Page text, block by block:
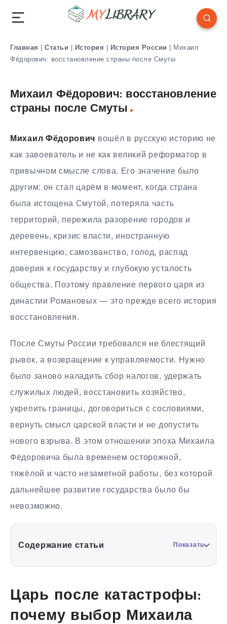
Главная | Статьи | История | История России | Михаил
Фёдорович: восстановление страны после Смуты
Михаил Фёдорович: восстановление
страны после Смуты
Михаил Фёдорович вошёл в русскую историю не
как завоеватель и не как великий реформатор в
привычном смысле слова. Его значение было
другим: он стал царём в момент, когда страна
была истощена Смутой, потеряла часть
территорий, пережила разорение городов и
деревень, кризис власти, иностранную
интервенцию, самозванство, голод, распад
доверия к государству и глубокую усталость
общества. Поэтому правление первого царя из
династии Романовых — это прежде всего история
восстановления.
После Смуты России требовался не блестящий
рывок, а возвращение к управляемости. Нужно
было заново наладить сбор налогов, удержать
служилых людей, восстановить хозяйство,
укрепить границы, договориться с сословиями,
вернуть смысл царской власти и не допустить
нового взрыва. В этом отношении эпоха Михаила
Фёдоровича была временем осторожной,
тяжёлой и часто незаметной работы, без которой
дальнейшее развитие государства было бы
невозможно.
Содержание статьи Показать
Царь после катастрофы:
почему выбор Михаила